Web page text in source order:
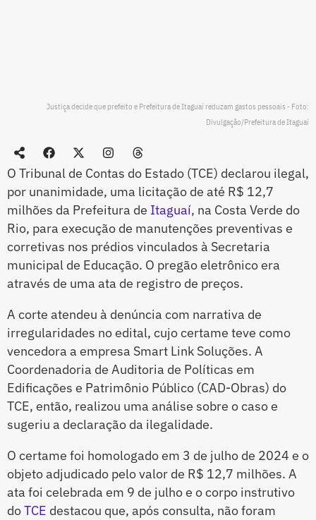
Justiça decide que prefeito e Prefeitura de Itaguaí reduzam gastos pessoais - Foto:
Divulgação/Prefeitura de Itaguaí
O Tribunal de Contas do Estado (TCE) declarou ilegal,
por unanimidade, uma licitação de até R$ 12,7
milhões da Prefeitura de Itaguaí, na Costa Verde do
Rio, para execução de manutenções preventivas e
corretivas nos prédios vinculados à Secretaria
municipal de Educação. O pregão eletrônico era
através de uma ata de registro de preços.
A corte atendeu à denúncia com narrativa de
irregularidades no edital, cujo certame teve como
vencedora a empresa Smart Link Soluções. A
Coordenadoria de Auditoria de Políticas em
Edificações e Patrimônio Público (CAD-Obras) do
TCE, então, realizou uma análise sobre o caso e
sugeriu a declaração da ilegalidade.
O certame foi homologado em 3 de julho de 2024 e o
objeto adjudicado pelo valor de R$ 12,7 milhões. A
ata foi celebrada em 9 de julho e o corpo instrutivo
doTCE destacou que, após consulta, não foram